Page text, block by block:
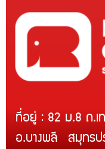
ที่อยู่ : 82 ม.8 ถ.เ
อ.บางพลี สมุทรป